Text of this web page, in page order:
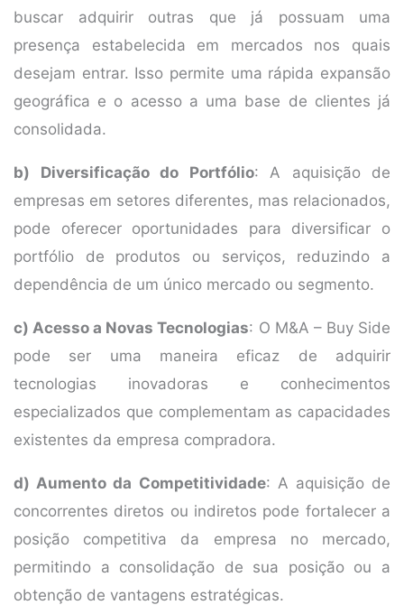
buscar adquirir outras que já possuam uma
presença estabelecida em mercados nos quais
desejam entrar. Isso permite uma rápida expansão
geográfica e o acesso a uma base de clientes já
consolidada.
b) Diversificação do Portfólio: A aquisição de
empresas em setores diferentes, mas relacionados,
pode oferecer oportunidades para diversificar o
portfólio de produtos ou serviços, reduzindo a
dependência de um único mercado ou segmento.
c) Acesso a Novas Tecnologias: O M&A – Buy Side
pode ser uma maneira eficaz de adquirir
tecnologias inovadoras e conhecimentos
especializados que complementam as capacidades
existentes da empresa compradora.
d) Aumento da Competitividade: A aquisição de
concorrentes diretos ou indiretos pode fortalecer a
posição competitiva da empresa no mercado,
permitindo a consolidação de sua posição ou a
obtenção de vantagens estratégicas.